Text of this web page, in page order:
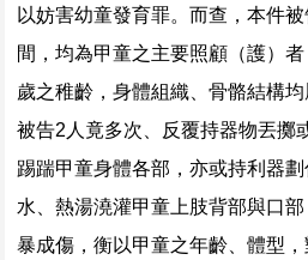
以妨害幼童發育罪。而查，本件
間，均為甲童之主要照顧（護）
歲之稚齡，身體組織、骨骼結構
被告2人竟多次、反覆持器物丟擲
踢踹甲童身體各部，亦或持利器
水、熱湯澆灌甲童上肢背部與口
暴成傷，衡以甲童之年齡、體型